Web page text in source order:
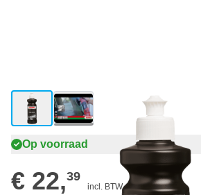
View larger imageView larger image
Op voorraad
€ 22,39
incl. BTW